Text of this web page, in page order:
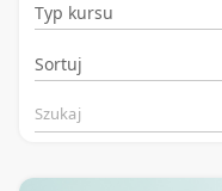
Typ kursu
Sortuj
Szukaj